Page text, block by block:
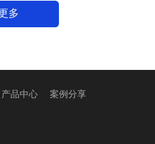
多
产品中心 案例分享